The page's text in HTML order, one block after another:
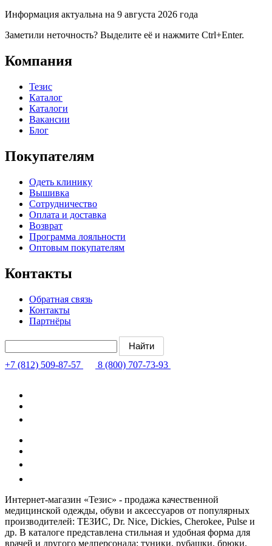
Информация актуальна на 9 августа 2026 года
Заметили неточность? Выделите её и нажмите Ctrl+Enter.
Компания
Тезис
Каталог
Каталоги
Вакансии
Блог
Покупателям
Одеть клинику
Вышивка
Сотрудничество
Оплата и доставка
Возврат
Программа лояльности
Оптовым покупателям
Контакты
Обратная связь
Контакты
Партнёры
+7 (812) 509-87-57 8 (800) 707-73-93
Интернет-магазин «Тезис» - продажа качественной
медицинской одежды, обуви и аксессуаров от популярных
производителей: ТЕЗИС, Dr. Nice, Dickies, Cherokee, Pulse и
др. В каталоге представлена стильная и удобная форма для
врачей и другого медперсонала: туники, рубашки, брюки,